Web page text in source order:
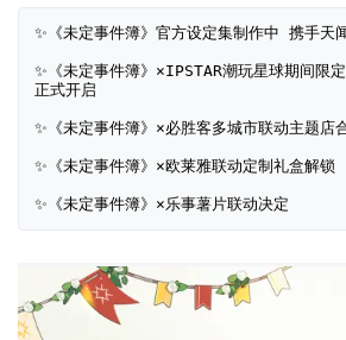
✨《未定事件簿》官方设定集制作中 携手天
✨《未定事件簿》×IPSTAR潮玩星球期间限
正式开启
✨《未定事件簿》×必胜客多城市联动主题店
✨《未定事件簿》×欧莱雅联动定制礼盒解锁